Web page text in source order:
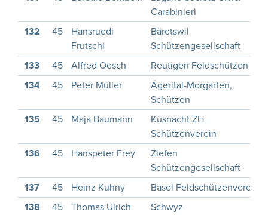
Carabinieri
132
45
Hansruedi
Frutschi
Bäretswil
Schützengesellschaft
133
45 Alfred Oesch
Reutigen Feldschützen
134
45 Peter Müller
Ägerital-Morgarten,
Schützen
135
45 Maja Baumann
Küsnacht ZH
Schützenverein
136
45 Hanspeter Frey
Ziefen
Schützengesellschaft
137
45 Heinz Kuhny
Basel Feldschützenverein
138
45 Thomas Ulrich
Schwyz